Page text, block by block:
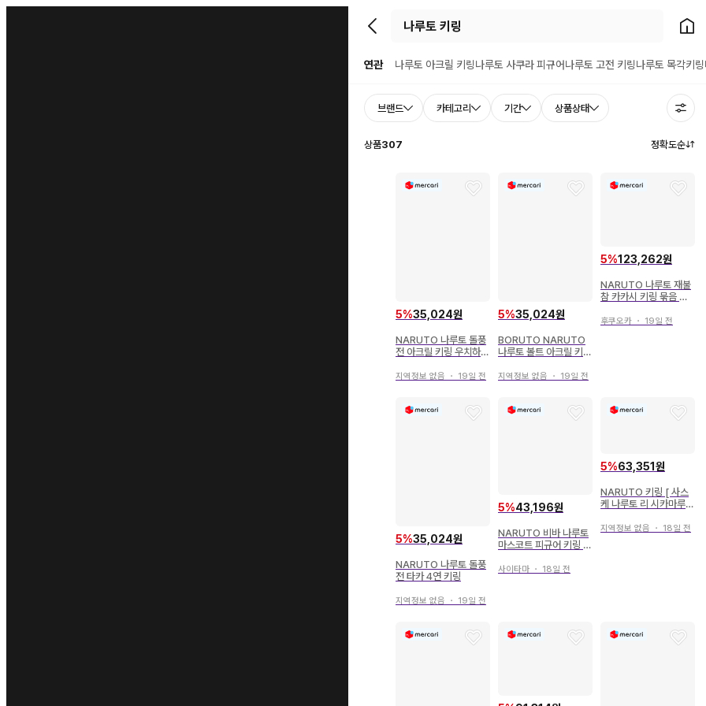
뒤로가기 홈으로
연관 나루토 아크릴 키링나루토 사쿠라 피규어나루토 고전 키링나루토 목각키링
브랜드 카테고리 기간 상품상태
상품307 정확도순
5%35,024원
NARUTO 나루토 돌풍
전 아크릴 키링 우치하
지역정보 없음 ・ 19일 전
5%35,024원
BORUTO NARUTO
나루토 볼트 아크릴 키링
지역정보 없음 ・ 19일 전
5%123,262원
NARUTO 나루토 재불
참 카카시 키링 묶음 판
후쿠오카 ・ 19일 전
5%35,024원
NARUTO 나루토 돌풍
전 타카 4연 키링
지역정보 없음 ・ 19일 전
5%43,196원
NARUTO 비바 나루토
마스코트 피규어 키링 사
사이타마 ・ 18일 전
5%63,351원
NARUTO 키링 [ 사스
케 나루토 리 시카마루 ]
지역정보 없음 ・ 18일 전